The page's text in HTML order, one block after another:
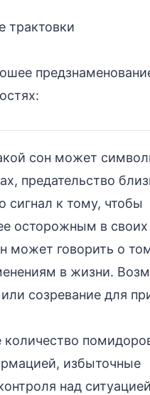
трактовки
сон может
предательство
сигнал к тому, чтобы
осторожным в своих
может говорить о
в жизни.
созревание для
количество
избыточные
над